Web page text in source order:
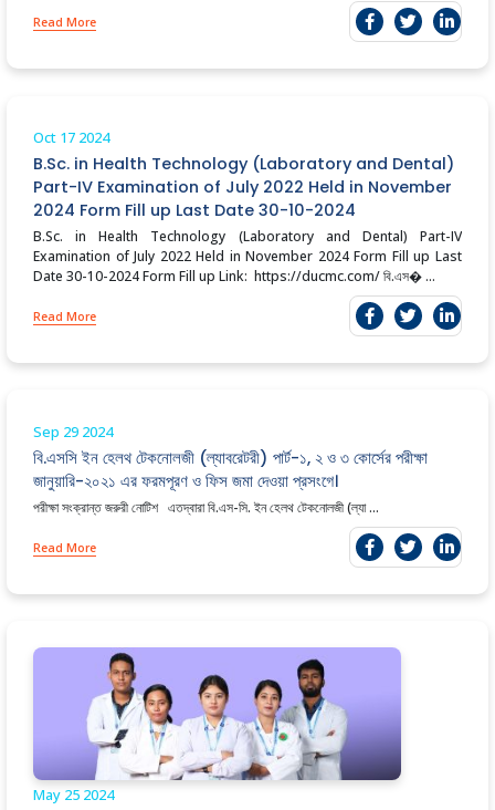
Read More
Oct 17 2024
B.Sc. in Health Technology (Laboratory and Dental)
Part-IV Examination of July 2022 Held in November
2024 Form Fill up Last Date 30-10-2024
B.Sc. in Health Technology (Laboratory and Dental) Part-IV
Examination of July 2022 Held in November 2024 Form Fill up Last
Date 30-10-2024 Form Fill up Link: https://ducmc.com/ বি.এস� ...
Read More
Sep 29 2024
বি.এসসি ইন হেলথ টেকনোলজী (ল্যাবরেটরী) পার্ট-১, ২ ও ৩ কোর্সের পরীক্ষা
জানুয়ারি-২০২১ এর ফরমপূরণ ও ফিস জমা দেওয়া প্রসংগে।
পরীক্ষা সংক্রান্ত জরুরী নোটিশ এতদ্বারা বি.এস-সি. ইন হেলথ টেকনোলজী (ল্যা ...
Read More
May 25 2024